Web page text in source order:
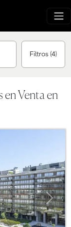
Filtros (4)
Venta en
Next